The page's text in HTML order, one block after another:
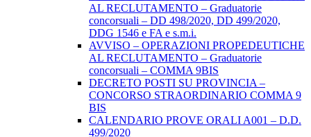
AL RECLUTAMENTO – Graduatorie
concorsuali – DD 498/2020, DD 499/2020,
DDG 1546 e FA e s.m.i.
AVVISO – OPERAZIONI PROPEDEUTICHE
AL RECLUTAMENTO – Graduatorie
concorsuali – COMMA 9BIS
DECRETO POSTI SU PROVINCIA –
CONCORSO STRAORDINARIO COMMA 9
BIS
CALENDARIO PROVE ORALI A001 – D.D.
499/2020